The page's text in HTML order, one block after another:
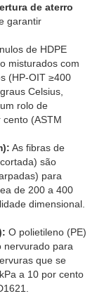
de aterro
garantir
de HDPE
misturados com
(HP-OIT ≥400
Celsius,
rolo de
(ASTM
As fibras de
são
para
de 200 a 400
dimensional.
O polietileno (PE)
nervurado para
que se
a 10 por cento